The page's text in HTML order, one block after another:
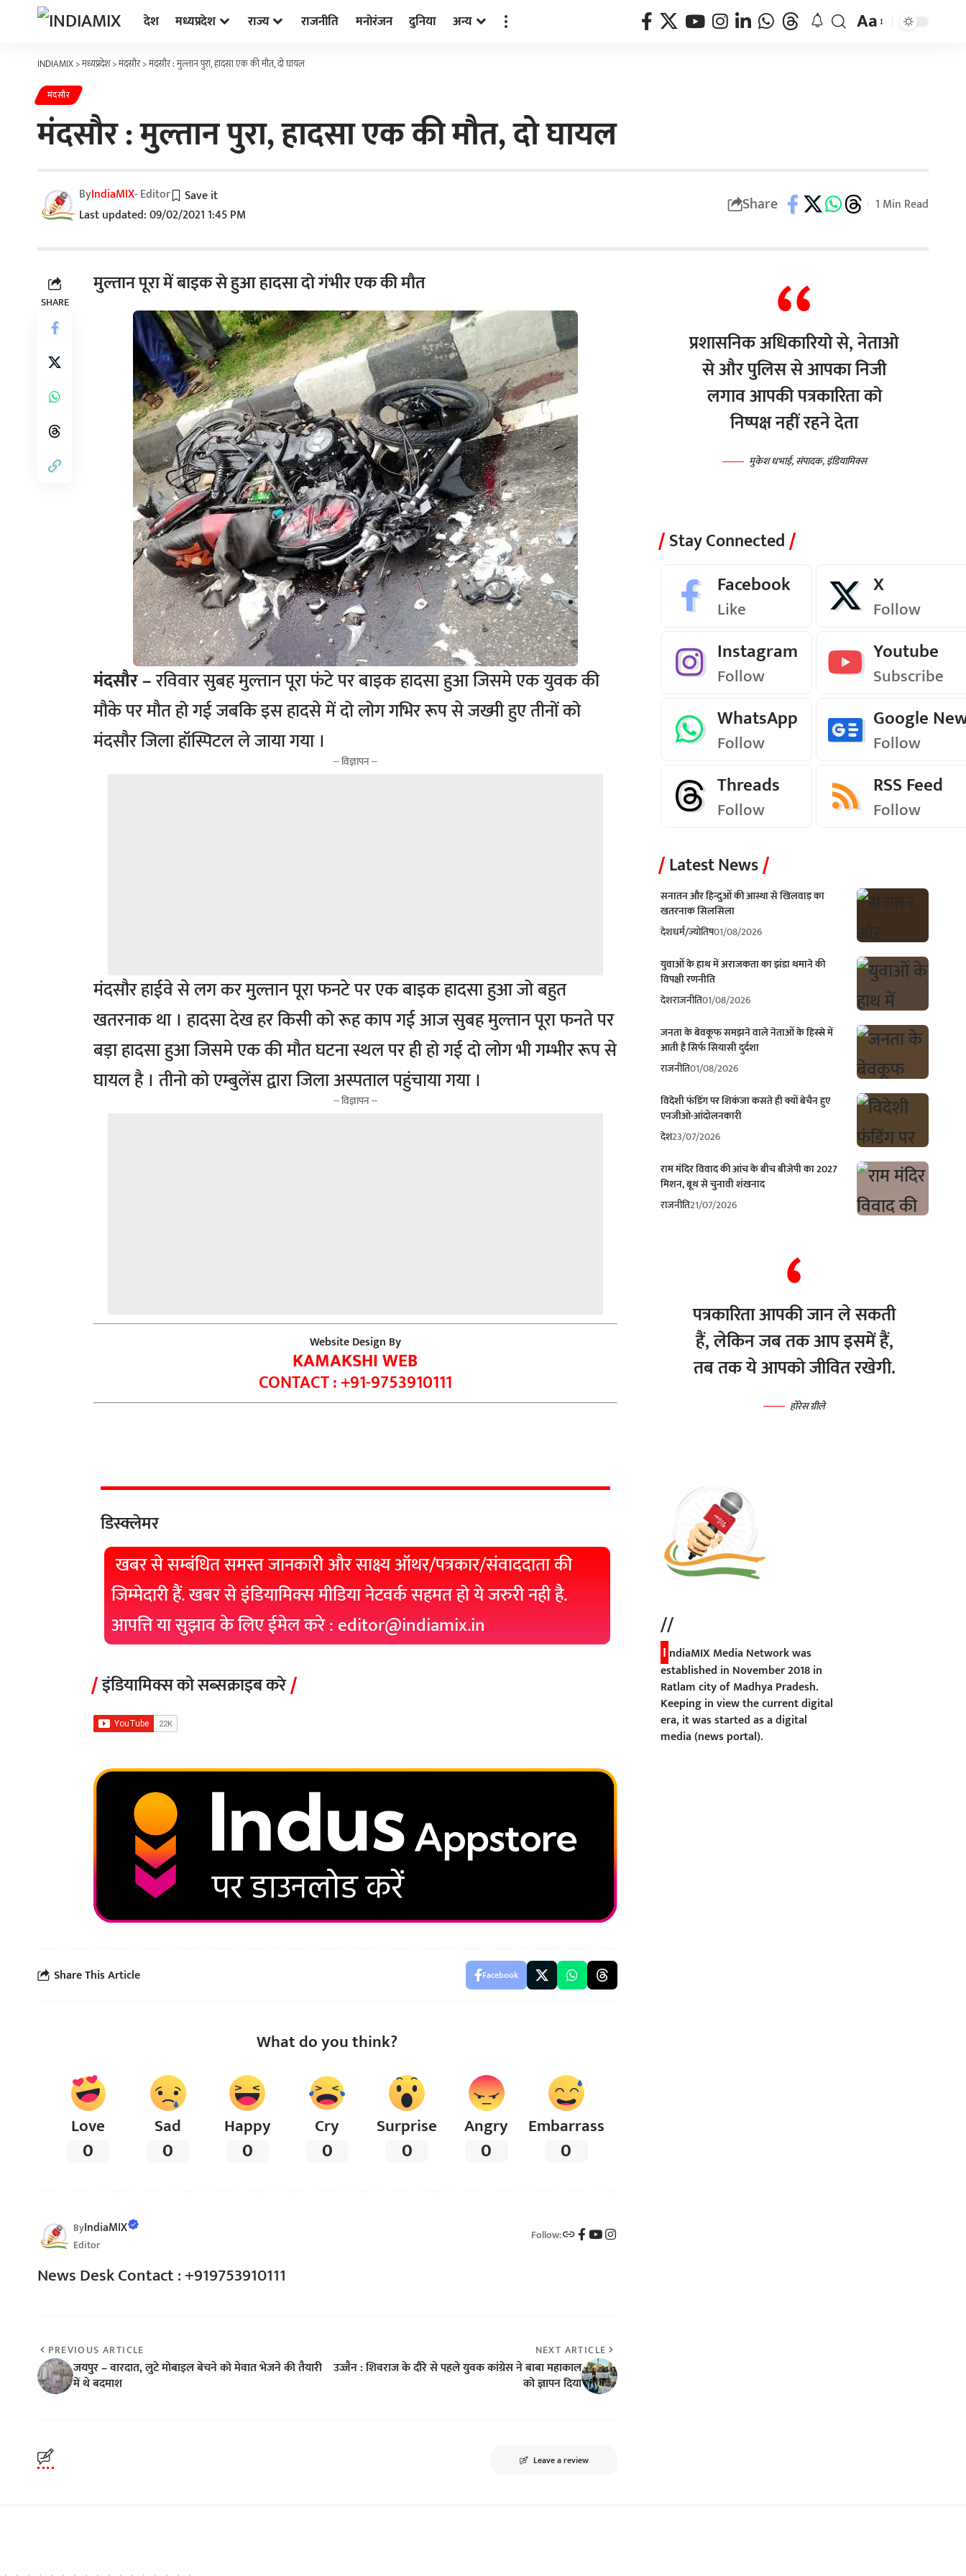
देश मध्यप्रदेश राज्य राजनीति मनोरंजन दुनिया अन्य Aa
INDIAMIX>मध्यप्रदेश>मंदसौर>मंदसौर : मुल्तान पुरा, हादसा एक की मौत, दो घायल
मंदसौर
मंदसौर : मुल्तान पुरा, हादसा एक की मौत, दो घायल
Last updated: 09/02/2021 1:45 PM
ByIndiaMIX- Editor Share 1 Min Read
SHARE
मुल्तान पूरा में बाइक से हुआ हादसा दो गंभीर एक की मौत
मंदसौर –रविवार सुबह मुल्तान पूरा फंटे पर बाइक हादसा हुआ जिसमे एक युवक की
मौके पर मौत हो गई जबकि इस हादसे में दो लोग गभिर रूप से जख्मी हुए तीनों को
मंदसौर जिला हॉस्पिटल ले जाया गया ।
-- विज्ञापन --
मंदसौर हाईवे से लग कर मुल्तान पूरा फनटे पर एक बाइक हादसा हुआ जो बहुत
खतरनाक था । हादसा देख हर किसी को रूह काप गई आज सुबह मुल्तान पूरा फनते पर
बड़ा हादसा हुआ जिसमे एक की मौत घटना स्थल पर ही हो गई दो लोग भी गम्भीर रूप से
घायल है । तीनो को एम्बुलेंस द्वारा जिला अस्पताल पहुंचाया गया ।
-- विज्ञापन --
Website Design By
KAMAKSHI WEB
CONTACT : +91-9753910111
डिस्क्लेमर
खबर से सम्बंधित समस्त जानकारी और साक्ष्य ऑथर/पत्रकार/संवाददाता की
जिम्मेदारी हैं. खबर से इंडियामिक्स मीडिया नेटवर्क सहमत हो ये जरुरी नही है.
आपत्ति या सुझाव के लिए ईमेल करे : editor@indiamix.in
इंडियामिक्स को सब्सक्राइब करे
Share This Article Facebook
What do you think?
Love
0
Sad
0
Happy
0
Cry
0
Surprise
0
Angry
0
Embarrass
0
ByIndiaMIX
Editor
Follow:
News Desk Contact : +919753910111
PREVIOUS ARTICLE
जयपुर – वारदात, लुटे मोबाइल बेचने को मेवात भेजने की तैयारी
में थे बदमाश
NEXT ARTICLE
उज्जैन : शिवराज के दौरे से पहले युवक कांग्रेस ने बाबा महाकाल
को ज्ञापन दिया
Leave a review
प्रशासनिक अधिकारियो से, नेताओ
से और पुलिस से आपका निजी
लगाव आपकी पत्रकारिता को
निष्पक्ष नहीं रहने देता
मुकेश धभाई, संपादक, इंडियामिक्स
Stay Connected
Facebook
Like
X
Follow
Instagram
Follow
Youtube
Subscribe
WhatsApp
Follow
Google
Follow
Threads
Follow
RSS Feed
Follow
Latest News
सनातन और हिन्दुओं की आस्था से खिलवाड़ का
खतरनाक सिलसिला
देशधर्म/ज्योतिष01/08/2026
युवाओं के हाथ में अराजकता का झंडा थमाने की
विपक्षी रणनीति
देशराजनीति01/08/2026
जनता के बेवकूफ समझने वाले नेताओं के हिस्से में
आती है सिर्फ सियासी दुर्दशा
राजनीति01/08/2026
विदेशी फंडिंग पर शिकंजा कसते ही क्यों बेचैन हुए
एनजीओ-आंदोलनकारी
देश23/07/2026
राम मंदिर विवाद की आंच के बीच बीजेपी का 2027
मिशन, बूथ से चुनावी शंखनाद
राजनीति21/07/2026
पत्रकारिता आपकी जान ले सकती
हैं, लेकिन जब तक आप इसमें हैं,
तब तक ये आपको जीवित रखेगी.
होरेस ग्रीले
//
I ndiaMIX Media Network was
established in November 2018 in
Ratlam city of Madhya Pradesh.
Keeping in view the current digital
era, it was started as a digital
media (news portal).